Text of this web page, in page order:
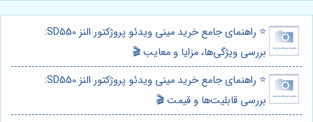
⭐️ راهنمای جامع خرید مینی ویدئو پروژکتور النز SD550:
بررسی ویژگی‌ها، مزایا و معایب 🎬
⭐️ راهنمای جامع خرید مینی ویدئو پروژکتور النز SD550:
بررسی قابلیت‌ها و قیمت 🎬